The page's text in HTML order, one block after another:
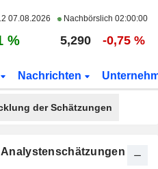
07.08.2026 Nachbörslich 02:00:00
% 5,290 -0,75 %
Nachrichten
der Schätzungen